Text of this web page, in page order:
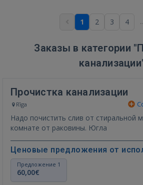
1 2 3 4
Заказы в категории
Прочистка канализации
Rīga
Надо почистить слив от стиральной
комнате от раковины. Югла
Ценовые предложения от
Предложение 1
60,00€